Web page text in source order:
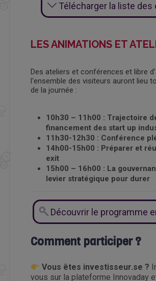
Télécharger la liste
LES ANIMATIONS ET
Des ateliers et conférences et libre
l'ensemble des visiteurs auront lieu
de la journée :
10h30 – 11h00 : Trajectoire
financement des start up
11h30-12h30 : Conférence
14h00-15h00 : Préparer et
exit
15h00 – 16h00 : La
levier stratégique pour durer
Découvrir le programme
Comment participer ?
Vous êtes investisseur.se ?
vous sur la plateforme Innovaday